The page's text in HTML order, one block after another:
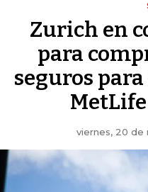
Zurich en
para
seguros
MetLife
viernes, 20 de